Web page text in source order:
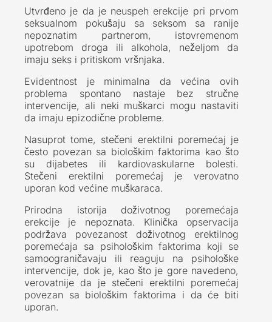
Utvrđeno je da je neuspeh erekcije pri prvom
seksualnom pokušaju sa seksom sa ranije
nepoznatim partnerom, istovremenom
upotrebom droga ili alkohola, neželjom da
imaju seks i pritiskom vršnjaka.
Evidentnost je minimalna da većina ovih
problema spontano nastaje bez stručne
intervencije, ali neki muškarci mogu nastaviti
da imaju epizodične probleme.
Nasuprot tome, stečeni erektilni poremećaj je
često povezan sa biološkim faktorima kao što
su dijabetes ili kardiovaskularne bolesti.
Stečeni erektilni poremećaj je verovatno
uporan kod većine muškaraca.
Prirodna istorija doživotnog poremećaja
erekcije je nepoznata. Klinička opservacija
podržava povezanost doživotnog erektilnog
poremećaja sa psihološkim faktorima koji se
samoograničavaju ili reaguju na psihološke
intervencije, dok je, kao što je gore navedeno,
verovatnije da je stečeni erektilni poremećaj
povezan sa biološkim faktorima i da će biti
uporan.